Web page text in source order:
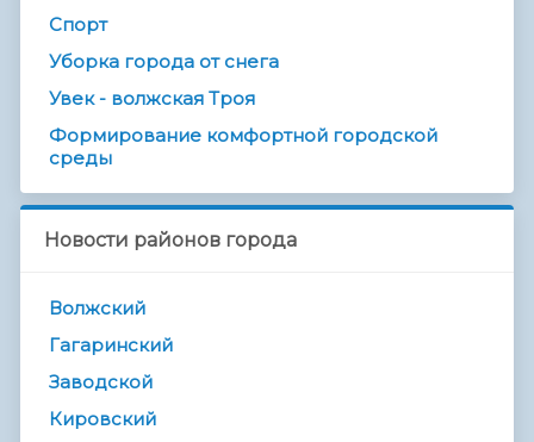
Спорт
Уборка города от снега
Увек - волжская Троя
Формирование комфортной городской
среды
Новости районов города
Волжский
Гагаринский
Заводской
Кировский